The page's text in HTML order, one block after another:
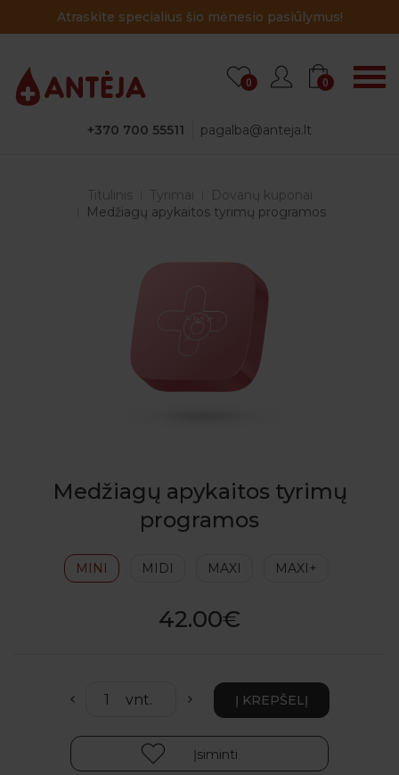
Atraskite specialius šio mėnesio pasiūlymus!
+370 700 55511 pagalba@anteja.lt
0 0
Titulinis Tyrimai
Dovanų kuponai
Medžiagų apykaitos tyrimų programos
Medžiagų apykaitos tyrimų
programos
MINI MIDI MAXI MAXI+
42.00€
Įsiminti